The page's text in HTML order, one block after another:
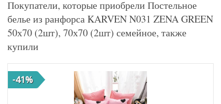
Покупатели, которые приобрели Постельное
белье из ранфорса KARVEN N031 ZENA GREEN
50х70 (2шт), 70х70 (2шт) семейное, также
купили
-41%